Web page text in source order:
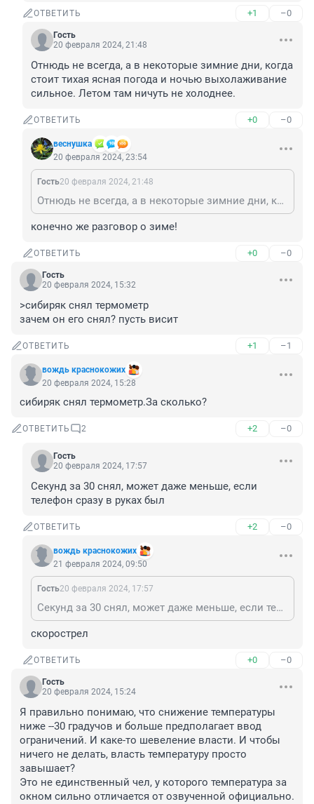
ОТВЕТИТЬ +1 –0
Гость
20 февраля 2024, 21:48
Отнюдь не всегда, а в некоторые зимние дни, когда
стоит тихая ясная погода и ночью выхолаживание
сильное. Летом там ничуть не холоднее.
ОТВЕТИТЬ +0 –0
веснушка
20 февраля 2024, 23:54
Гость20 февраля 2024, 21:48
Отнюдь не всегда, а в некоторые зимние дни, когда стоит тихая ясная погода и ночью выхолаживание сильное. Летом там ничуть не холоднее.
конечно же разговор о зиме!
ОТВЕТИТЬ +0 –0
Гость
20 февраля 2024, 15:32
>сибиряк снял термометр
зачем он его снял? пусть висит
ОТВЕТИТЬ +1 –1
вождь краснокожих
20 февраля 2024, 15:28
сибиряк снял термометр.За сколько?
ОТВЕТИТЬ 2 +2 –0
Гость
20 февраля 2024, 17:57
Секунд за 30 снял, может даже меньше, если
телефон сразу в руках был
ОТВЕТИТЬ +2 –0
вождь краснокожих
21 февраля 2024, 09:50
Гость20 февраля 2024, 17:57
Секунд за 30 снял, может даже меньше, если телефон сразу в руках был
скорострел
ОТВЕТИТЬ +0 –0
Гость
20 февраля 2024, 15:24
Я правильно понимаю, что снижение температуры
ниже --30 градучов и больше предполагает ввод
ограничений. И каке-то шевеление власти. И чтобы
ничего не делать, власть температуру просто
завышает?
Это не единственный чел, у которого температура за
окном сильно отличается от озвученной официально.